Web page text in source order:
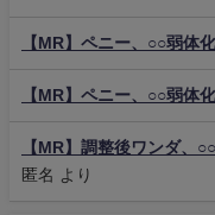
【MR】ペニー、○○弱体
【MR】ペニー、○○弱体
【MR】調整後ワンダ、
匿名 より